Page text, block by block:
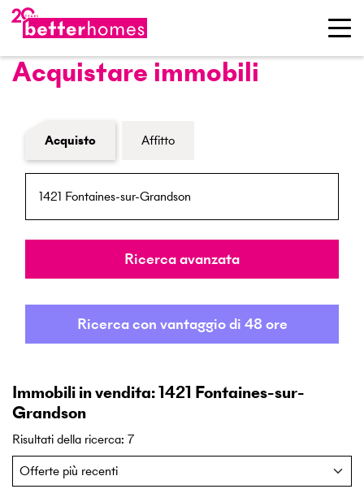
Acquistare immobili
Modulo di ricerca immobiliare
Acquisto Affitto
NPA / Località
Raggio
Ricerca avanzata
Ricerca con vantaggio di 48 ore
Immobili in vendita: 1421 Fontaines-sur-
Grandson
Risultati della ricerca: 7